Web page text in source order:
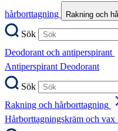
hårborttagning
Rakning och
Sök
Deodorant och antiperspirant
AntiperspirantDeodorant
Sök
Rakning och hårborttagning
Hårborttagningskräm och vax